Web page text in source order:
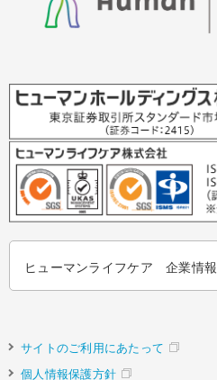
ヒューマンライフケア 企業情報
サイトのご利用にあたって
個人情報保護方針